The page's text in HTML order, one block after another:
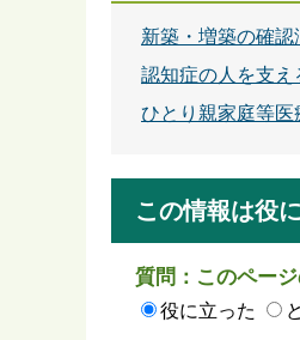
新築・増築の確認
認知症の人を支え
ひとり親家庭等医
この情報は役
質問：このペー
役に立った